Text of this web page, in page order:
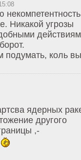
Никакой угрозы
подумать, коль вы
ядерных
другого
,-